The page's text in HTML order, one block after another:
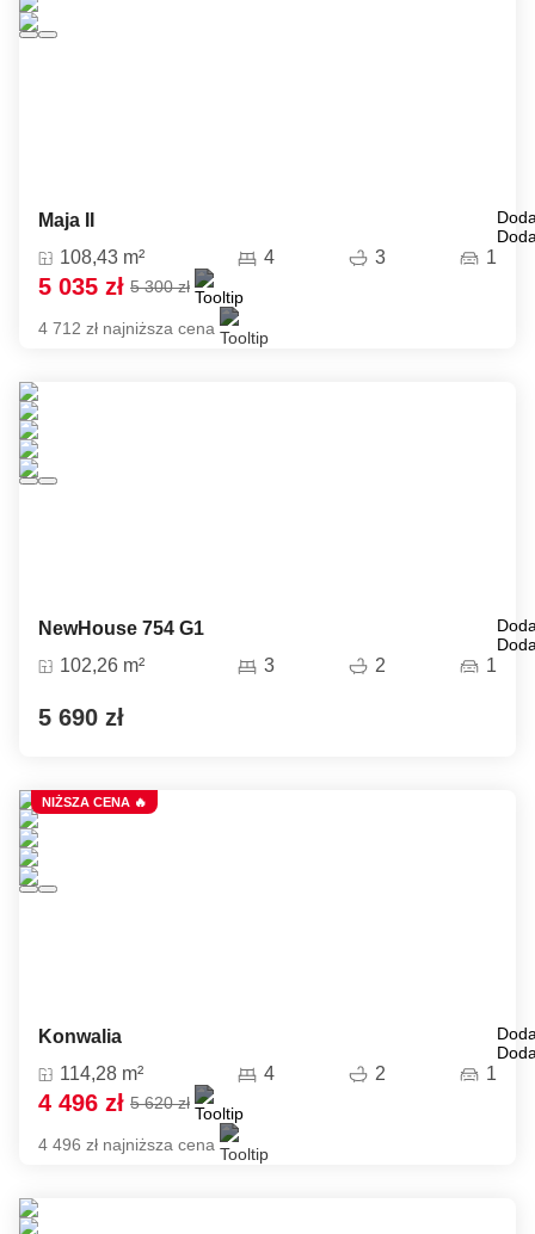
Maja II
108,43 m² 4 3 1
5 035 zł 5 300 zł
4 712 zł najniższa cena
NewHouse 754 G1
102,26 m² 3 2 1
5 690 zł
Konwalia
114,28 m² 4 2 1
4 496 zł 5 620 zł
4 496 zł najniższa cena
NIŻSZA CENA 🔥